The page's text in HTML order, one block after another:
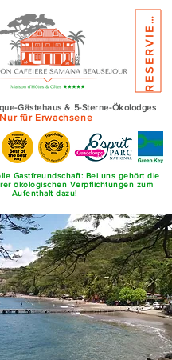
Gästehaus & 5-Sterne-Ökolodges
Nur für Erwachsene
R
E
S
E
R
V
I
E
R
E
N
Gastfreundschaft: Bei uns gehört die
ökologischen Verpflichtungen zum
Aufenthalt dazu!